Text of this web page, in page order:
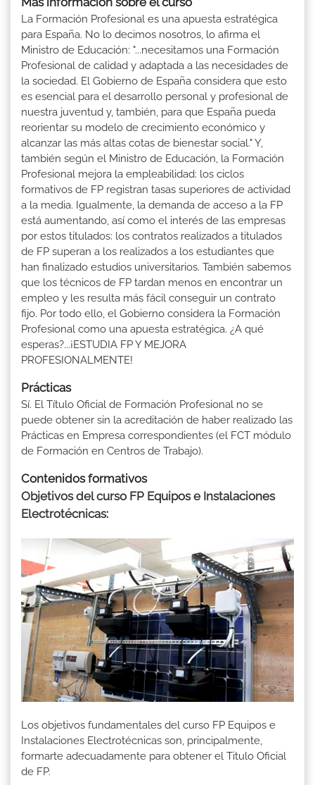
La Formación Profesional es una apuesta estratégica
para España. No lo decimos nosotros, lo afirma el
Ministro de Educación: "...necesitamos una Formación
Profesional de calidad y adaptada a las necesidades de
la sociedad. El Gobierno de España considera que esto
es esencial para el desarrollo personal y profesional de
nuestra juventud y, también, para que España pueda
reorientar su modelo de crecimiento económico y
alcanzar las más altas cotas de bienestar social." Y,
también según el Ministro de Educación, la Formación
Profesional mejora la empleabilidad: los ciclos
formativos de FP registran tasas superiores de actividad
a la media. Igualmente, la demanda de acceso a la FP
está aumentando, así como el interés de las empresas
por estos titulados: los contratos realizados a titulados
de FP superan a los realizados a los estudiantes que
han finalizado estudios universitarios. También sabemos
que los técnicos de FP tardan menos en encontrar un
empleo y les resulta más fácil conseguir un contrato
fijo. Por todo ello, el Gobierno considera la Formación
Profesional como una apuesta estratégica. ¿A qué
esperas?...¡ESTUDIA FP Y MEJORA
PROFESIONALMENTE!
Prácticas
Sí. El Título Oficial de Formación Profesional no se
puede obtener sin la acreditación de haber realizado las
Prácticas en Empresa correspondientes (el FCT módulo
de Formación en Centros de Trabajo).
Contenidos formativos
Objetivos del curso FP Equipos e Instalaciones
Electrotécnicas:
Los objetivos fundamentales del curso FP Equipos e
Instalaciones Electrotécnicas son, principalmente,
formarte adecuadamente para obtener el Titulo Oficial
de FP.